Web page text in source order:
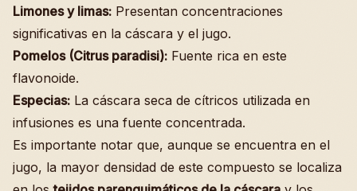
Limones y limas: Presentan concentraciones
significativas en la cáscara y el jugo.
Pomelos (Citrus paradisi): Fuente rica en este
flavonoide.
Especias: La cáscara seca de cítricos utilizada en
infusiones es una fuente concentrada.
Es importante notar que, aunque se encuentra en el
jugo, la mayor densidad de este compuesto se localiza